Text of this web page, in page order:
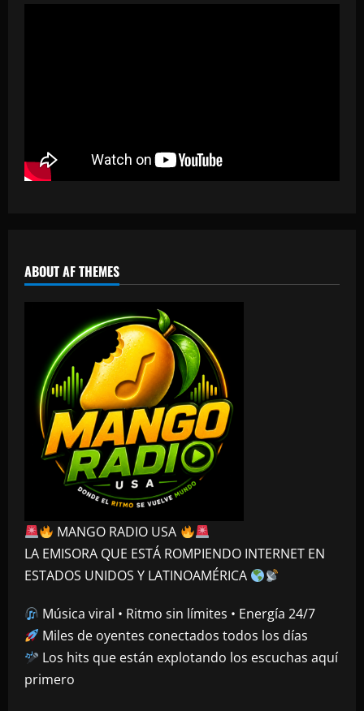
ABOUT AF THEMES
MANGO RADIO USA
LA EMISORA QUE ESTÁ ROMPIENDO INTERNET EN
ESTADOS UNIDOS Y LATINOAMÉRICA
Música viral • Ritmo sin límites • Energía 24/7
Miles de oyentes conectados todos los días
Los hits que están explotando los escuchas aquí
primero